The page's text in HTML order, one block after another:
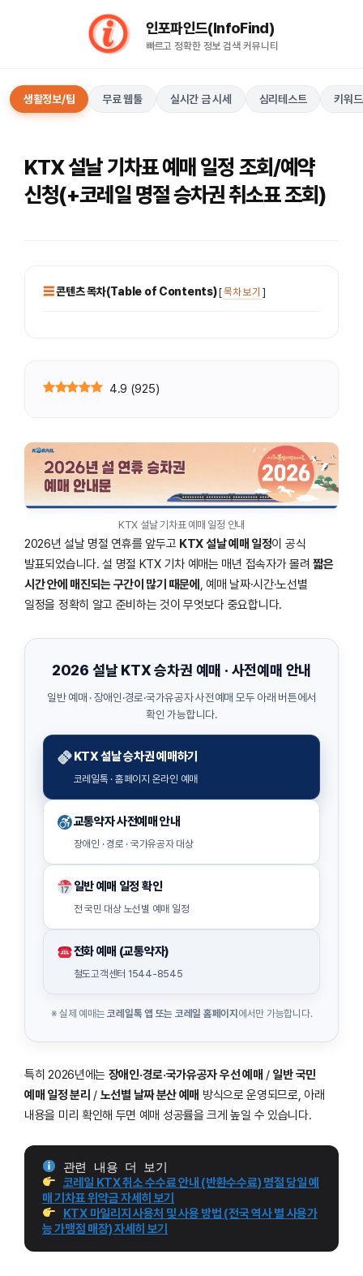
인포파인드(InfoFind)​​​​
빠르고 정확한 정보 검색 커뮤니티
생활정보/팁 무료 웹툴 실시간 금 시세 심리테스트 키워
KTX 설날 기차표 예매 일정 조회/예약
신청(+코레일 명절 승차권 취소표 조회)
콘텐츠 목차(Table of Contents)[목차 보기 ]
4.9 (925)
KTX 설날 기차표 예매 일정 안내
2026년 설날 명절 연휴를 앞두고 KTX 설날 예매 일정이 공식
발표되었습니다. 설 명절 KTX 기차 예매는 매년 접속자가 몰려짧은
시간 안에 매진되는 구간이 많기 때문에
, 예매 날짜·시간·노선별
일정을 정확히 알고 준비하는 것이 무엇보다 중요합니다.
2026 설날 KTX 승차권 예매 · 사전예매 안내
일반 예매 · 장애인·경로·국가유공자 사전예매 모두 아래 버튼에서
확인 가능합니다.
KTX 설날 승차권 예매하기
코레일톡 · 홈페이지 온라인 예매
교통약자 사전예매 안내
장애인 · 경로 · 국가유공자 대상
일반 예매 일정 확인
전 국민 대상 노선별 예매 일정
전화 예매 (교통약자)
철도고객센터 1544-8545
※ 실제 예매는 코레일톡 앱 또는 코레일 홈페이지에서만 가능합니다.
특히 2026년에는 장애인·경로·국가유공자 우선 예매 / 일반 국민
예매 일정 분리 / 노선별 날짜 분산 예매 방식으로 운영되므로, 아래
내용을 미리 확인해 두면 예매 성공률을 크게 높일 수 있습니다.
관련 내용 더 보기
코레일 KTX 취소 수수료 안내 (반환수수료) 명절 당일 예
매 기차표 위약금 자세히 보기
KTX 마일리지 사용처 및 사용 방법 (전국 역사 별 사용가
능 가맹점 매장) 자세히 보기